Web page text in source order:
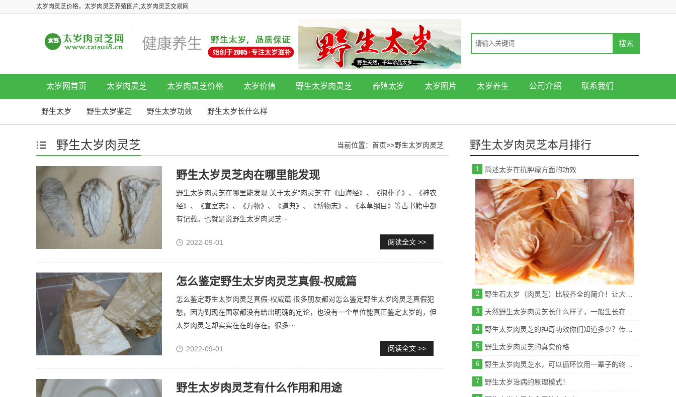
太岁肉灵芝价格，太岁肉灵芝养殖图片,太岁肉灵芝交易网
健康养生
太岁网首页 太岁肉灵芝 太岁肉灵芝价格 太岁价值 野生太岁肉灵芝 养殖太岁 太岁图片 太岁养生 公司介绍 联系我们
野生太岁 野生太岁鉴定 野生太岁功效 野生太岁长什么样
野生太岁肉灵芝 当前位置： 首页>>野生太岁肉灵芝
野生太岁灵芝肉在哪里能发现
野生太岁肉灵芝在哪里能发现 关于太岁“肉灵芝”在《山海经》、《抱朴子》、《神农
经》、《宣室志》、《万物》、《道典》、《博物志》、《本草纲目》等古书籍中都
有记载。也就是说野生太岁肉灵芝···
2022-09-01 阅读全文 >>
怎么鉴定野生太岁肉灵芝真假-权威篇
怎么鉴定野生太岁肉灵芝真假-权威篇 很多朋友都对怎么鉴定野生太岁肉灵芝真假犯
愁，因为到现在国家都没有给出明确的定论，也没有一个单位能真正鉴定太岁的，但
太岁肉灵芝却实实在在的存在。很多···
2022-09-01 阅读全文 >>
野生太岁肉灵芝有什么作用和用途
野生太岁肉灵芝本月排行
1 简述太岁在抗肿瘤方面的功效
2
3
4
5 野生太岁肉灵芝的真实价格
6
7 野生太岁治病的原理模式！